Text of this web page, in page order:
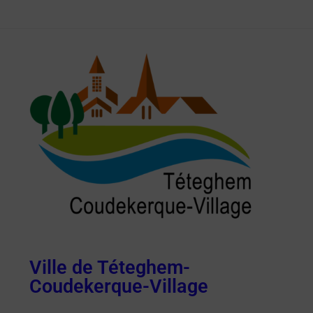
Ville de Téteghem-
Coudekerque-Village